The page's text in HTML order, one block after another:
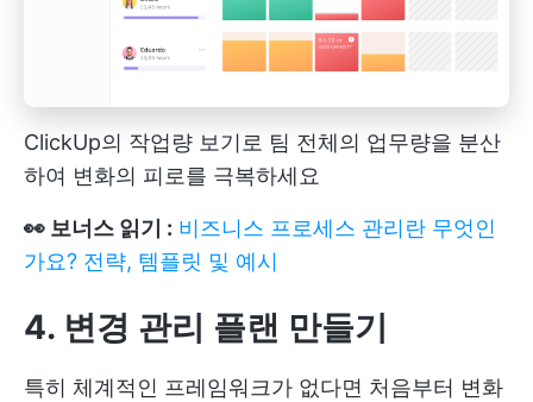
ClickUp의 작업량 보기로 팀 전체의 업무량을 분산
하여 변화의 피로를 극복하세요
👀 보너스 읽기 : 비즈니스 프로세스 관리란 무엇인
가요? 전략, 템플릿 및 예시
4. 변경 관리 플랜 만들기
특히 체계적인 프레임워크가 없다면 처음부터 변화